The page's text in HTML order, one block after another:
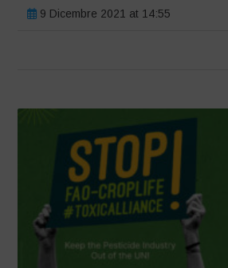
9 Dicembre 2021 at 14:55